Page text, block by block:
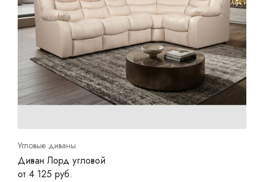
Угловые диваны
Диван Лорд угловой
от 4 125 руб.